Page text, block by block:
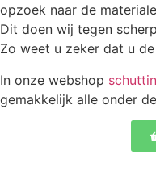
opzoek naar de
Dit doen wij tegen
Zo weet u zeker dat u
In onze webshop
gemakkelijk alle onder